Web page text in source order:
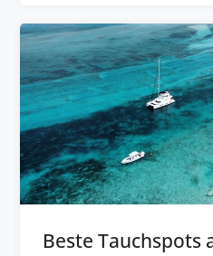
Beste Tauchspots